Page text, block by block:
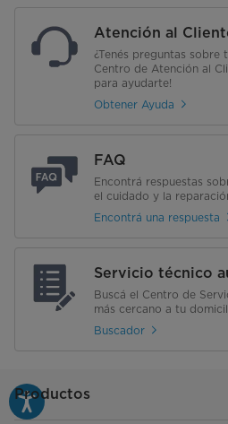
Atención al
¿Tenés preguntas sobre
Centro de Atención al
para ayudarte!
Obtener Ayuda
FAQ
Encontrá respuestas
el cuidado y la
Encontrá una respuesta
Servicio técnico
Buscá el Centro de
más cercano a tu
Buscador
Productos